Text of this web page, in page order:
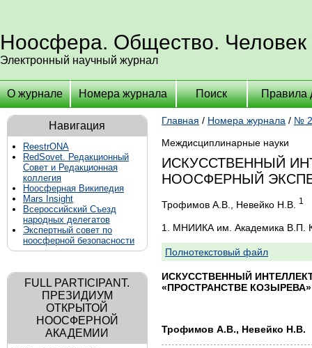
Ноосфера. Общество. Человек
Электронный научный журнал
О журнале Номера журнала Поиск Правила
Навигация
ReestrONA
RedSovet. Редакционный
Совет и Редакционная
коллегия
Ноосферная Википедия
Mars Insight
Всероссийский Съезд
народных делегатов
Экспертный совет по
ноосферной безопасности
FULL PARTICIPANT.
ПРЕЗИДИУМ
ОТКРЫТОЙ
НООСФЕРНОЙ
АКАДЕМИИ
Главная / Номера журнала / №
Междисциплинарные науки
ИСКУССТВЕННЫЙ
НООСФЕРНЫЙ
Трофимов А.В., Невейко Н.В. 1
1. МНИИКА им. Академика В.П.
Полнотекстовый файл
ИСКУССТВЕННЫЙ
«ПРОСТРАНСТВЕ
Трофимов А.В., Невейко Н.В.